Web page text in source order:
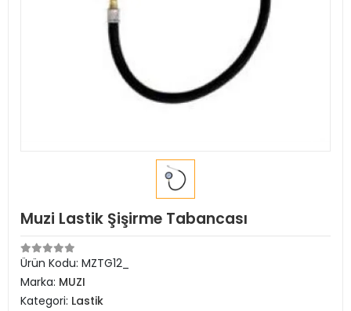
Muzi Lastik Şişirme Tabancası
Ürün Kodu: MZTG12_
Marka: MUZI
Kategori: Lastik